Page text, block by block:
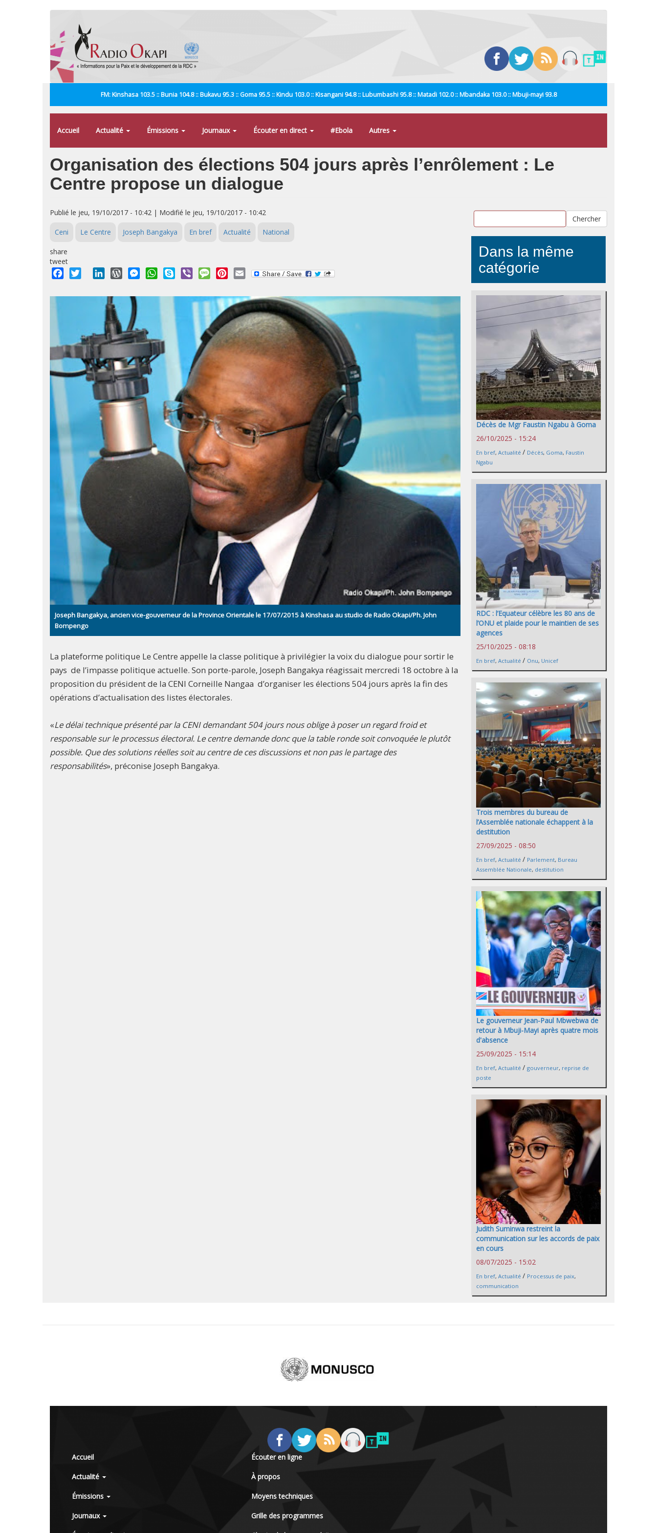
FM: Kinshasa 103.5 :: Bunia 104.8 :: Bukavu 95.3 :: Goma 95.5 :: Kindu 103.0 :: Kisangani 94.8 :: Lubumbashi 95.8 :: Matadi 102.0 :: Mbandaka 103.0 :: Mbuji-mayi 93.8
Accueil Actualité Émissions Journaux Écouter en direct #Ebola Autres
Organisation des élections 504 jours après l’enrôlement : Le
Centre propose un dialogue
Publié le jeu, 19/10/2017 - 10:42 | Modifié le jeu, 19/10/2017 - 10:42
Ceni Le Centre Joseph Bangakya En bref Actualité National
share
tweet
Facebook
Twitter LinkedInWordPressMessengerWhatsApp
Skype Viber MessagePinterest
Email
Joseph Bangakya, ancien vice-gouverneur de la Province Orientale le 17/07/2015 à Kinshasa au studio de Radio Okapi/Ph. John
Bompengo
La plateforme politique Le Centre appelle la classe politique à privilégier la voix du dialogue pour sortir le
pays de l’impasse politique actuelle. Son porte-parole, Joseph Bangakya réagissait mercredi 18 octobre à la
proposition du président de la CENI Corneille Nangaa d’organiser les élections 504 jours après la fin des
opérations d’actualisation des listes électorales.
«Le délai technique présenté par la CENI demandant 504 jours nous oblige à poser un regard froid et
responsable sur le processus électoral. Le centre demande donc que la table ronde soit convoquée le plutôt
possible. Que des solutions réelles soit au centre de ces discussions et non pas le partage des
responsabilités», préconise Joseph Bangakya.
Chercher
Dans la même
catégorie
Décès de Mgr Faustin Ngabu à Goma
26/10/2025 - 15:24
En bref, Actualité / Décès, Goma, Faustin
Ngabu
RDC : l’Equateur célèbre les 80 ans de
l’ONU et plaide pour le maintien de ses
agences
25/10/2025 - 08:18
En bref, Actualité / Onu, Unicef
Trois membres du bureau de
l’Assemblée nationale échappent à la
destitution
27/09/2025 - 08:50
En bref, Actualité / Parlement, Bureau
Assemblée Nationale, destitution
Le gouverneur Jean-Paul Mbwebwa de
retour à Mbuji-Mayi après quatre mois
d'absence
25/09/2025 - 15:14
En bref, Actualité / gouverneur, reprise de
poste
Judith Suminwa restreint la
communication sur les accords de paix
en cours
08/07/2025 - 15:02
En bref, Actualité / Processus de paix,
communication
Accueil
Actualité
Émissions
Journaux
Écouter en ligne
À propos
Moyens techniques
Grille des programmes